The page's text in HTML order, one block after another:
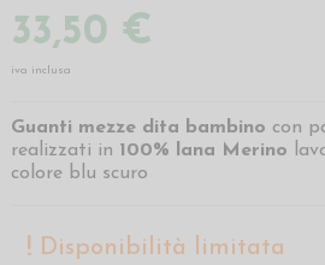
33,50 €
iva inclusa
Guanti mezze dita bambino con
realizzati in 100% lana Merino
colore blu scuro
Disponibilità limitata